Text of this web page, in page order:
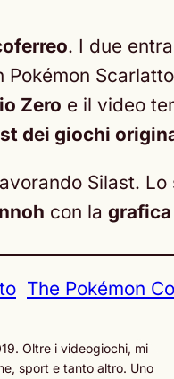
. I due
Zero e il video
dei giochi
Silast.
con la
The Pokémon
Oltre i videogiochi, mi
sport e tanto altro. Uno